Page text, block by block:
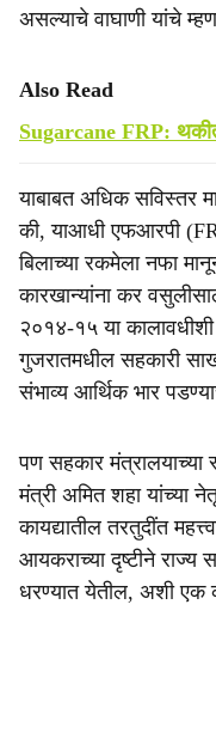
असल्याचे वाघाणी यांचे
Also Read
Sugarcane FRP:
याबाबत अधिक सविस्तर
की, याआधी एफआरपी
बिलाच्या रकमेला नफा
कारखान्यांना कर
२०१४-१५ या
गुजरातमधील सहकारी
संभाव्य आर्थिक भार
पण सहकार
मंत्री अमित शहा यांच्या
कायद्यातील तरतुदींत
आयकराच्या दृष्टीने राज्य
धरण्यात येतील, अशी एक